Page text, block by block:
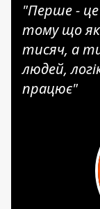
"Перше -
тому що
тисяч, а
людей,
працює"